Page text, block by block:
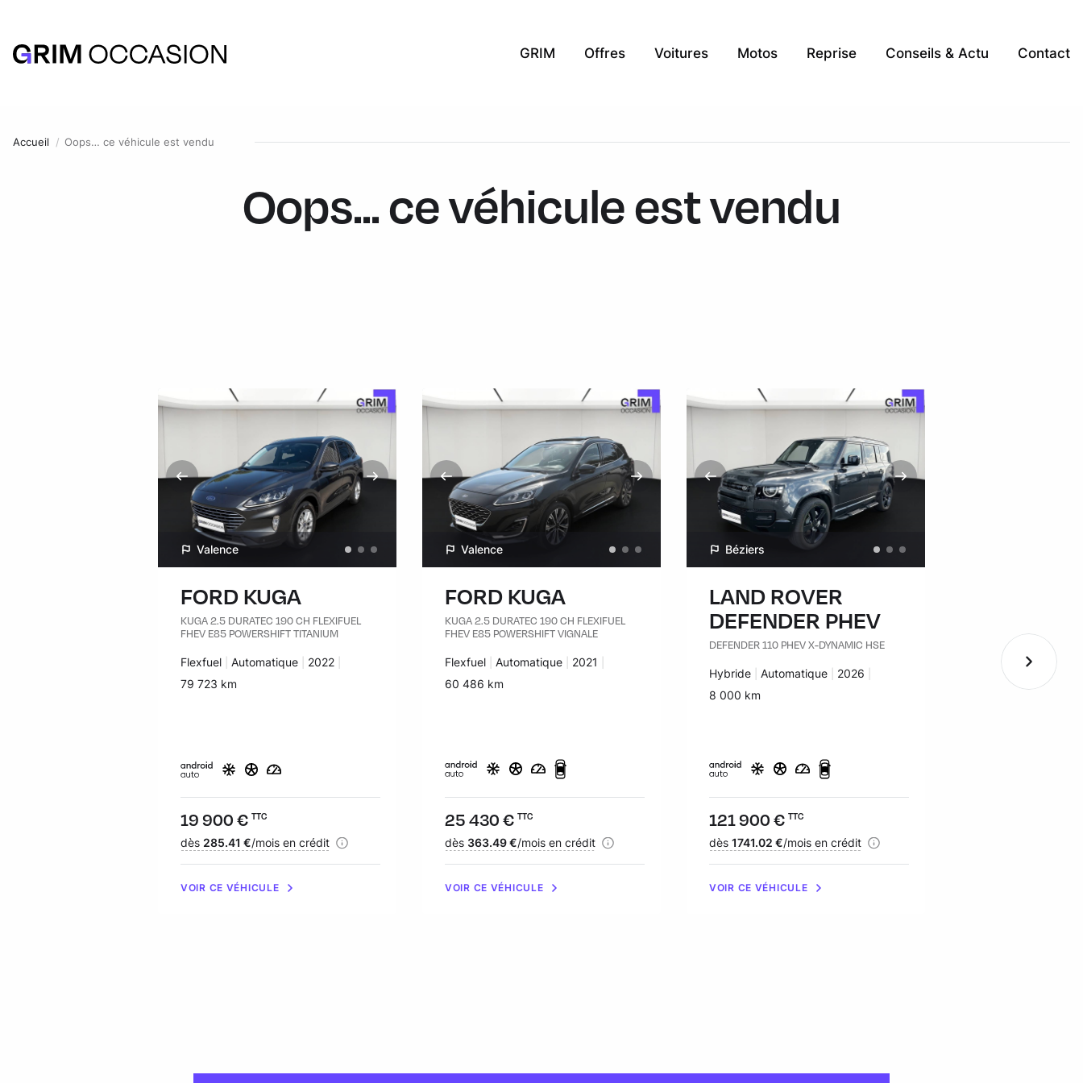
GRIM Offres Voitures Motos Reprise Conseils & Actu Contact
Accueil Oops… ce véhicule est vendu
Oops... ce véhicule est vendu
Valence
FORD KUGA
KUGA 2.5 DURATEC 190 CH FLEXIFUEL
FHEV E85 POWERSHIFT TITANIUM
Carburant :
Flexfuel Transmission :
Automatique Années :
2022
Kilomètres :
79 723 km
Prix :
19 900 € TTC
Financement :
dès 285.41 €/mois en crédit
VOIR CE VÉHICULE
Valence
FORD KUGA
KUGA 2.5 DURATEC 190 CH FLEXIFUEL
FHEV E85 POWERSHIFT VIGNALE
Carburant :
Flexfuel Transmission :
Automatique Années :
2021
Kilomètres :
60 486 km
Prix :
25 430 € TTC
Financement :
dès 363.49 €/mois en crédit
VOIR CE VÉHICULE
Béziers
LAND ROVER
DEFENDER PHEV
DEFENDER 110 PHEV X-DYNAMIC HSE
Carburant :
Hybride Transmission :
Automatique Années :
2026
Kilomètres :
8 000 km
Prix :
121 900 € TTC
Financement :
dès 1741.02 €/mois en crédit
VOIR CE VÉHICULE
GOLF 1.4 HYBRID
DSG6 GTE
Carburant :
Hybride